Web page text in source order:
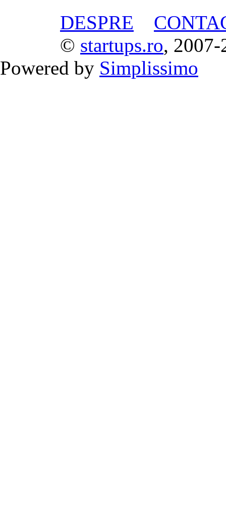
DESPRE
© startups.ro, 2007-
Powered by Simplissimo